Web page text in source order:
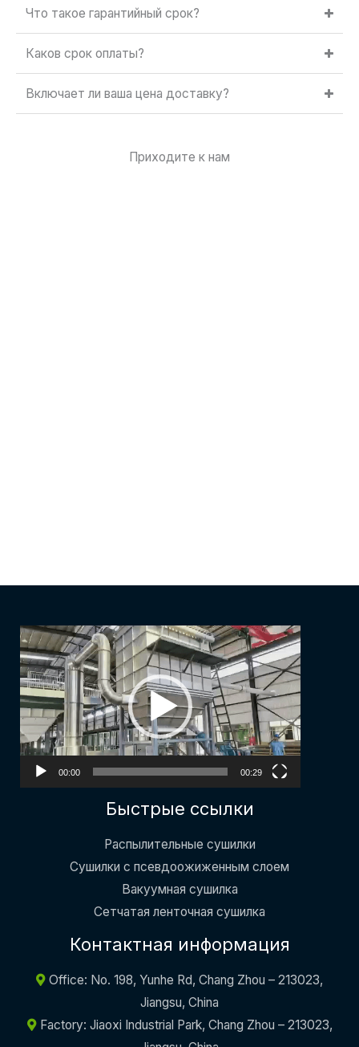
Что такое гарантийный срок?
Каков срок оплаты?
Включает ли ваша цена доставку?
Приходите к нам
Video
Player
00:00 00:29
Быстрые ссылки
Распылительные сушилки
Сушилки с псевдоожиженным слоем
Вакуумная сушилка
Сетчатая ленточная сушилка
Контактная информация
Office: No. 198, Yunhe Rd, Chang Zhou – 213023,
Jiangsu, China
Factory: Jiaoxi Industrial Park, Chang Zhou – 213023,